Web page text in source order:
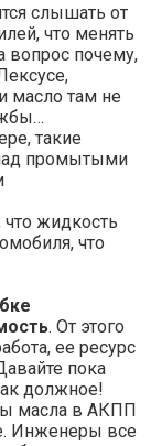
слышать от
что менять
вопрос почему,
масло там не
такие
промытыми
что жидкость
что
. От этого
ее ресурс
пока
должное!
масла в АКПП
Инженеры все